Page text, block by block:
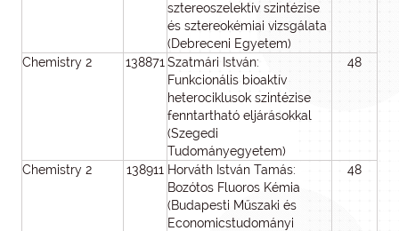
sztereoszelektív szintézise
és sztereokémiai vizsgálata
(Debreceni Egyetem)
Chemistry 2 138871 Szatmári István:
Funkcionális bioaktív
heterociklusok szintézise
fenntartható eljárásokkal
(Szegedi
Tudományegyetem)
48
Chemistry 2 138911 Horváth István Tamás:
Bozótos Fluoros Kémia
(Budapesti Műszaki és
Economicstudományi
48